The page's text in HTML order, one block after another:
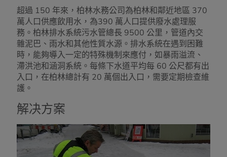
超過 150 年來，柏林水務公司為柏林和鄰近地區 370
萬人口供應飲用水，為390 萬人口提供廢水處理服
務。柏林排水系統污水管總長 9500 公里，管道內交
雜泥巴、雨水和其他性質水源。排水系統在遇到困難
時，能夠導入一定的特殊機制來應付，如暴雨溢流、
滯洪池和涵洞系統。每條下水道平均每 60 公尺都有出
入口，在柏林總計有 20 萬個出入口，需要定期檢查維
護。
解决方案